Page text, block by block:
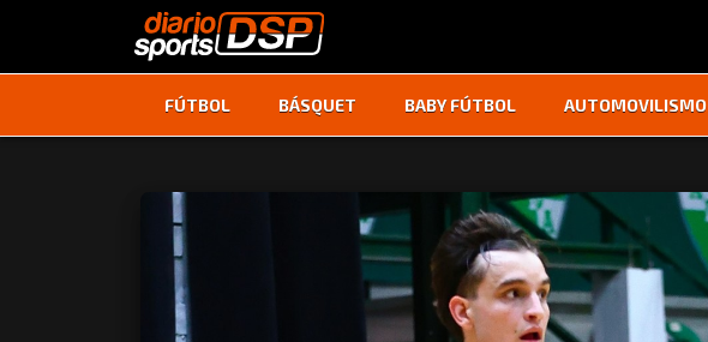
FÚTBOL BÁSQUET BABY FÚTBOL AUTOMOVILISMO